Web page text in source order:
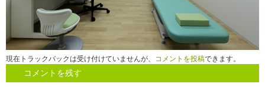
現在トラックバックは受け付けていませんが、 コメントを投稿できます。
コメントを残す